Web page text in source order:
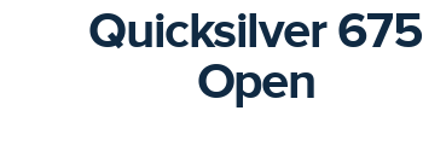
Quicksilver 675
Open